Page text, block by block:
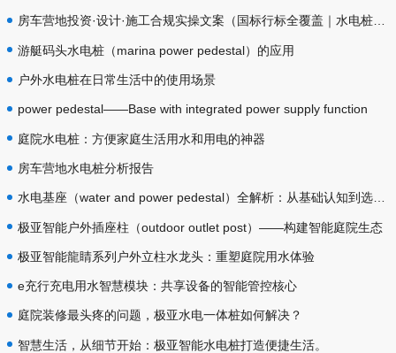
房车营地投资·设计·施工合规实操文案（国标行标全覆盖｜水电桩设备·插座防护·给排水专项规范）
游艇码头水电桩（marina power pedestal）的应用
户外水电桩在日常生活中的使用场景
power pedestal——Base with integrated power supply function
庭院水电桩：方便家庭生活用水和用电的神器
房车营地水电桩分析报告
水电基座（water and power pedestal）全解析：从基础认知到选型落地
极亚智能户外插座柱（outdoor outlet post）——构建智能庭院生态
极亚智能龍睛系列户外立柱水龙头：重塑庭院用水体验
e充行充电用水智慧模块：共享设备的智能管控核心
庭院装修最头疼的问题，极亚水电一体桩如何解决？
智慧生活，从细节开始：极亚智能水电桩打造便捷生活。